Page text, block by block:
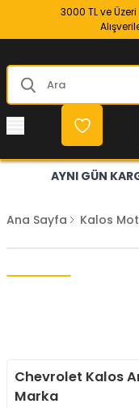
3000 TL ve
AYNI GÜN
Ana Sayfa Kalos
Chevrolet Kalos
Marka